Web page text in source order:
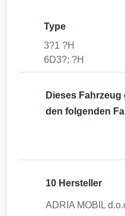
Type
3?1 ?H
6D3?; ?H
Dieses
den folgenden
10 Hersteller
ADRIA MOBIL